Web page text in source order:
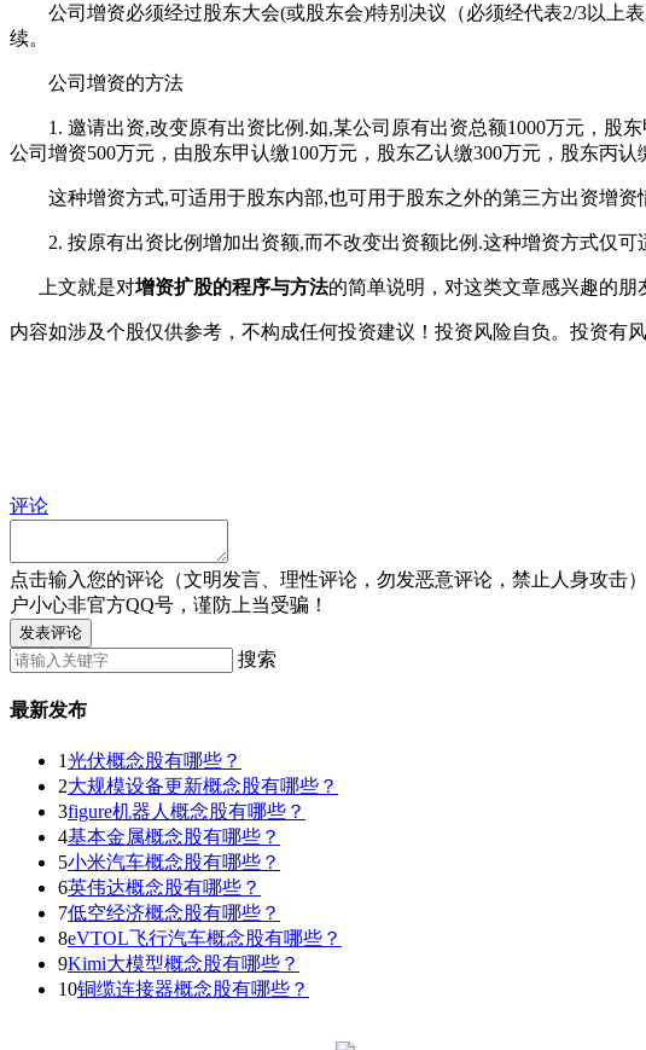
公司增资必须经过股东大会(或股东会)特别决议（必须经代表2/3以上
续。
公司增资的方法
1. 邀请出资,改变原有出资比例.如,某公司原有出资总额1000万元，股东
公司增资500万元，由股东甲认缴100万元，股东乙认缴300万元，股东丙
这种增资方式,可适用于股东内部,也可用于股东之外的第三方出资增资
2. 按原有出资比例增加出资额,而不改变出资额比例.这种增资方式仅可
上文就是对增资扩股的程序与方法的简单说明，对这类文章感兴趣的朋
内容如涉及个股仅供参考，不构成任何投资建议！投资风险自负。投资有风
评论
点击输入您的评论（文明发言、理性评论，勿发恶意评论，禁止人身攻击）
户小心非官方QQ号，谨防上当受骗！
发表评论
搜索
最新发布
1光伏概念股有哪些？
2大规模设备更新概念股有哪些？
3figure机器人概念股有哪些？
4基本金属概念股有哪些？
5小米汽车概念股有哪些？
6英伟达概念股有哪些？
7低空经济概念股有哪些？
8eVTOL飞行汽车概念股有哪些？
9Kimi大模型概念股有哪些？
10铜缆连接器概念股有哪些？